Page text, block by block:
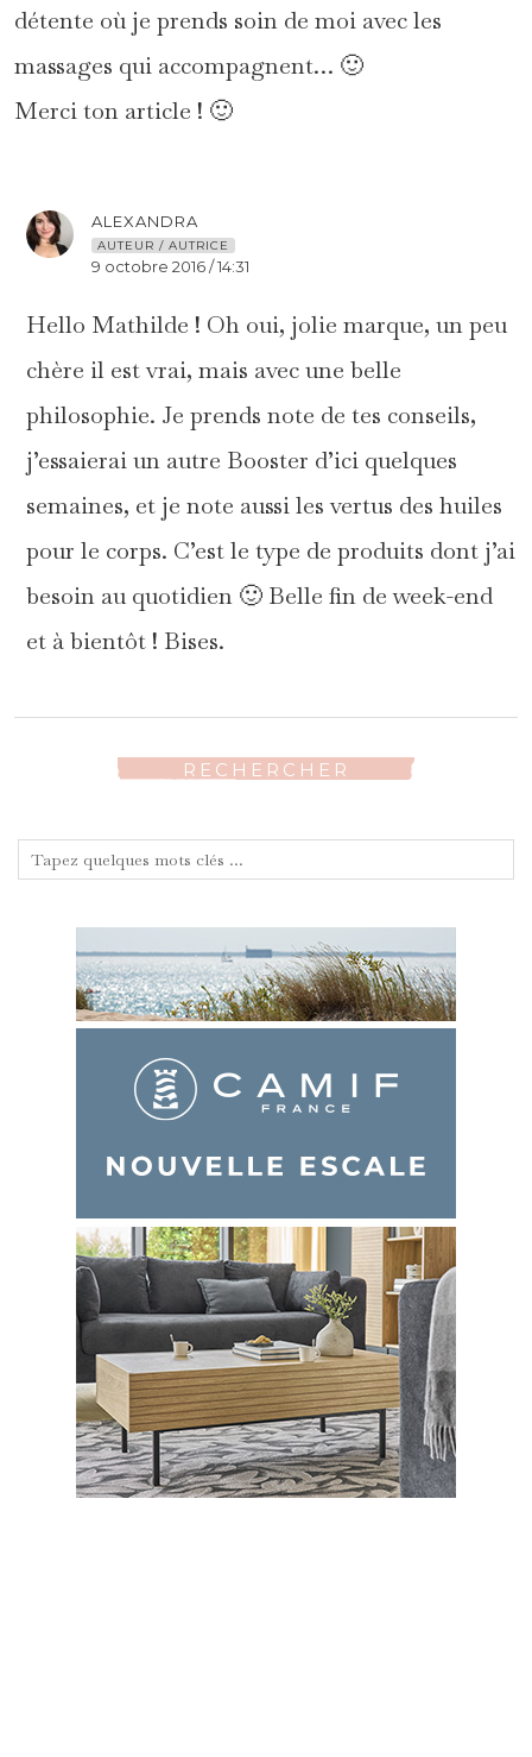
détente où je prends soin de moi avec les
massages qui accompagnent… 🙂
Merci ton article ! 🙂
ALEXANDRA
AUTEUR / AUTRICE
9 octobre 2016 / 14:31
Hello Mathilde ! Oh oui, jolie marque, un peu
chère il est vrai, mais avec une belle
philosophie. Je prends note de tes conseils,
j’essaierai un autre Booster d’ici quelques
semaines, et je note aussi les vertus des huiles
pour le corps. C’est le type de produits dont j’ai
besoin au quotidien 🙂 Belle fin de week-end
et à bientôt ! Bises.
RECHERCHER